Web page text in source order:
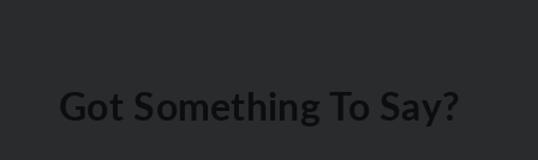
Got Something To Say?